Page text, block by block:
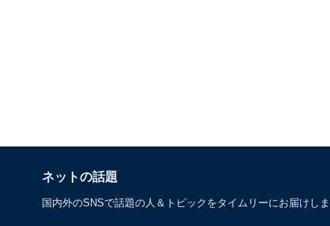
ネットの話題
国内外のSNSで話題の人＆トピックをタイムリーにお届けし